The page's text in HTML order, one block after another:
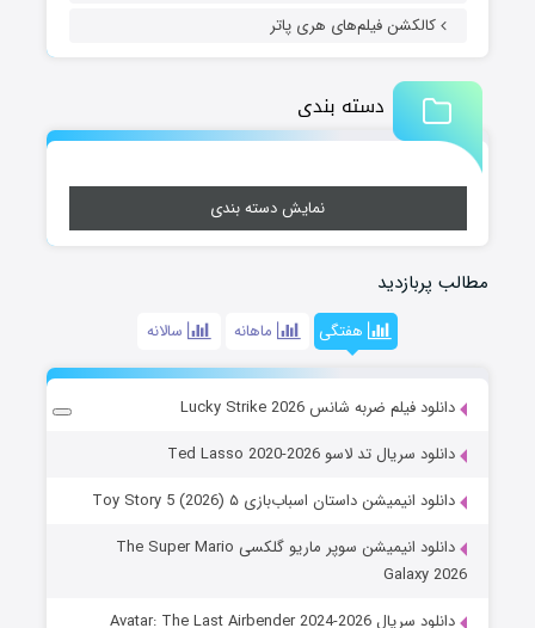
کالکشن فیلم‌های هری پاتر
دسته بندی
نمایش دسته بندی
مطالب پربازدید
هفتگی ماهانه سالانه
دانلود فیلم ضربه شانس Lucky Strike 2026
دانلود سریال تد لاسو Ted Lasso 2020-2026
دانلود انیمیشن داستان اسباب‌بازی ۵ Toy Story 5 (2026)
دانلود انیمیشن سوپر ماریو گلکسی The Super Mario
Galaxy 2026
دانلود سریال Avatar: The Last Airbender 2024-2026